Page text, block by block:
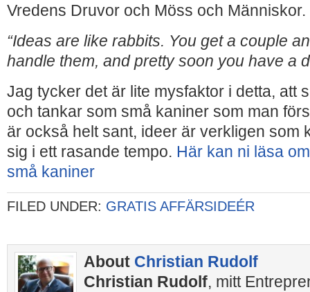
Vredens Druvor och Möss och Människor.
“Ideas are like rabbits. You get a couple
handle them, and pretty soon you have a
Jag tycker det är lite mysfaktor i detta, att
och tankar som små kaniner som man
är också helt sant, ideer är verkligen som
sig i ett rasande tempo. Här kan ni läsa
små kaniner
FILED UNDER: GRATIS AFFÄRSIDEÉR
About Christian Rudolf
Christian Rudolf, mitt